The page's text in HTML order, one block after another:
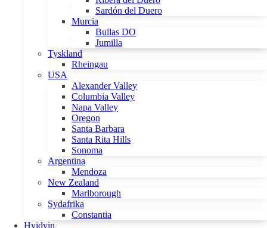
Sardón del Duero
Murcia
Bullas DO
Jumilla
Tyskland
Rheingau
USA
Alexander Valley
Columbia Valley
Napa Valley
Oregon
Santa Barbara
Santa Rita Hills
Sonoma
Argentina
Mendoza
New Zealand
Marlborough
Sydafrika
Constantia
Hvidvin